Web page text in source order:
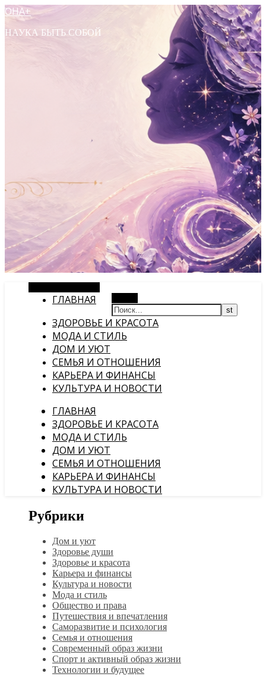
ОНА+
НАУКА БЫТЬ СОБОЙ
ГЛАВНАЯ
ЗДОРОВЬЕ И КРАСОТА
МОДА И СТИЛЬ
ДОМ И УЮТ
СЕМЬЯ И ОТНОШЕНИЯ
КАРЬЕРА И ФИНАНСЫ
КУЛЬТУРА И НОВОСТИ
ГЛАВНАЯ
ЗДОРОВЬЕ И КРАСОТА
МОДА И СТИЛЬ
ДОМ И УЮТ
СЕМЬЯ И ОТНОШЕНИЯ
КАРЬЕРА И ФИНАНСЫ
КУЛЬТУРА И НОВОСТИ
Рубрики
Дом и уют
Здоровье души
Здоровье и красота
Карьера и финансы
Культура и новости
Мода и стиль
Общество и права
Путешествия и впечатления
Саморазвитие и психология
Семья и отношения
Современный образ жизни
Спорт и активный образ жизни
Технологии и будущее